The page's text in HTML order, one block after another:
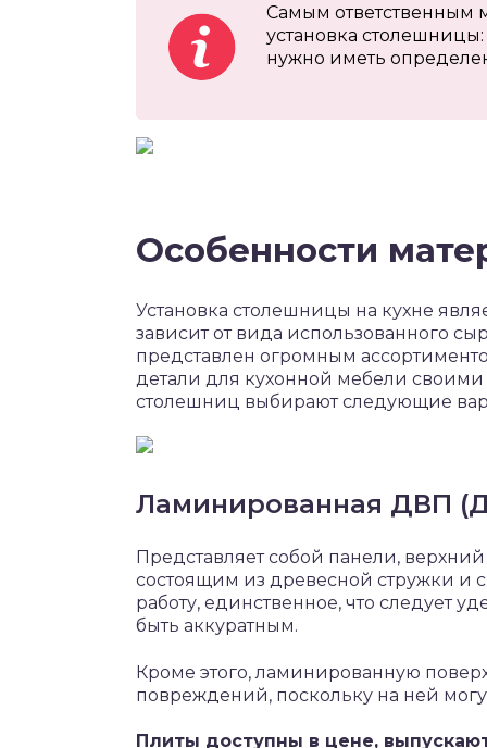
Самым ответственным
установка
нужно иметь
Особенности
Установка столешницы на кухне
зависит от вида использованного
представлен огромным
детали для кухонной мебели
столешниц выбирают следующие
Ламинированная ДВП
Представляет собой панели,
состоящим из древесной стружки и
работу, единственное, что следует
быть аккуратным.
Кроме этого, ламинированную
повреждений, поскольку на ней
Плиты доступны в цене,